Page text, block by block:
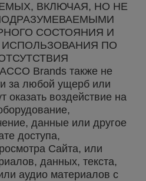
ВКЛЮЧАЯ, НО НЕ
СОСТОЯНИЯ И
ПО
Brands также не
за любой ущерб или
оказать воздействие на
данные или другое
доступа,
Сайта, или
данных, текста,
аудио материалов с